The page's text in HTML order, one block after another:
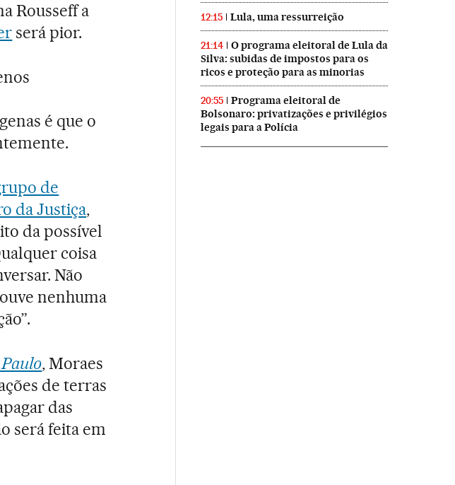
Rousseff a
será pior.
é que o
de
da Justiça,
da possível
coisa
Não
nenhuma
, Moraes
de terras
das
será feita em
12:15 Lula, uma ressurreição
21:14
O programa eleitoral de Lula da
Silva: subidas de impostos para os
ricos e proteção para as minorias
20:55
Programa eleitoral de
Bolsonaro: privatizações e privilégios
legais para a Polícia